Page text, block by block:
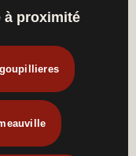
à proximité